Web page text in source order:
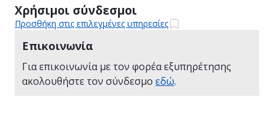
Χρήσιμοι σύνδεσμοι
Προσθήκη στις επιλεγμένες υπηρεσίες
Επικοινωνία
Για επικοινωνία με τον φορέα εξυπηρέτησης
ακολουθήστε τον σύνδεσμο εδώ.